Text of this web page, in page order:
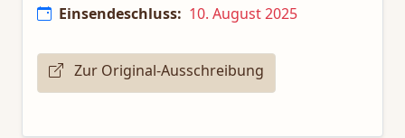
Einsendeschluss: 10. August 2025
Zur Original-Ausschreibung